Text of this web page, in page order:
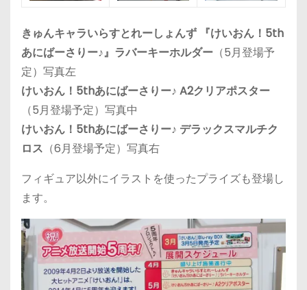
きゅんキャラいらすとれーしょんず 『けいおん！5th
あにばーさりー♪』ラバーキーホルダー （5月登場予
定）写真左
けいおん！5thあにばーさりー♪ A2クリアポスター
（5月登場予定）写真中
けいおん！5thあにばーさりー♪ デラックスマルチク
ロス （6月登場予定）写真右
フィギュア以外にイラストを使ったプライズも登場し
ます。